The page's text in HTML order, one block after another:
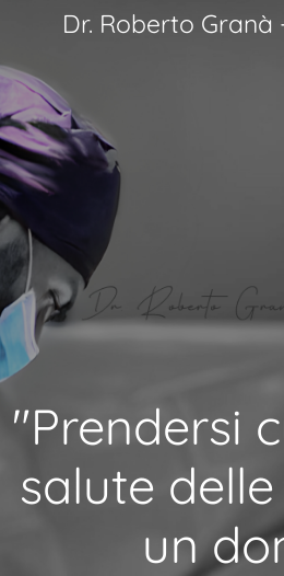
contenuto
principale
Dr. Roberto Granà
"Prendersi
salute
un